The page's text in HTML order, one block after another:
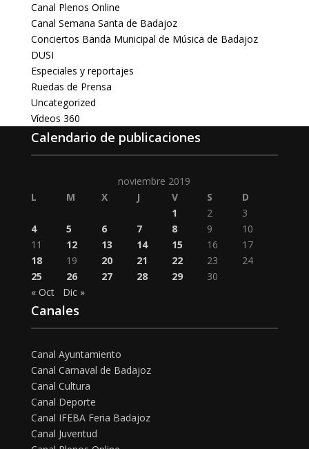
Canal Plenos Online
Canal Semana Santa de Badajoz
Conciertos Banda Municipal de Música de Badajoz
DUSI
Especiales y reportajes
Ruedas de Prensa
Uncategorized
Vídeos 360
Calendario de publicaciones
noviembre 2019
L
M X J V S
D
1
2
3
4
5 6 7 8 9
10
11
12 13 14 15 16
17
18
19 20 21 22 23
24
25
26 27 28 29
30
« Oct
Dic »
Canales
Canal Ayuntamiento
Canal Carnaval de Badajoz
Canal Cultura
Canal Deporte
Canal IFEBA Feria Badajoz
Canal Juventud